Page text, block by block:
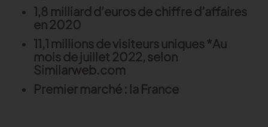
1,8 milliard d’euros de chiffre d’affaires
en 2020
11,1 millions de visiteurs uniques *Au
mois de juillet 2022, selon
Similarweb.com
Premier marché : la France